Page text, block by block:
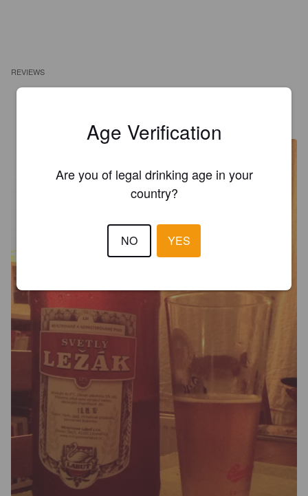
REVIEWS
Age Verification
Are you of legal drinking age in your
country?
NO YES